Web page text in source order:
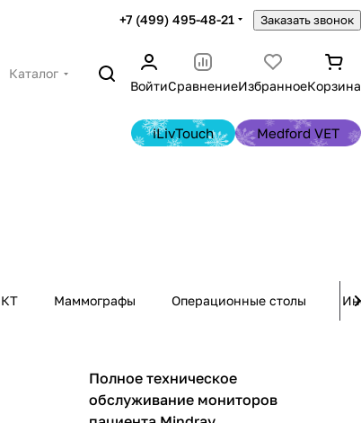
+7 (499) 495-48-21 Заказать звонок
Каталог
ВойтиСравнениеИзбранноеКорзина
iLivTouch Medford VET
КТ Маммографы Операционные столы
Мониторы пациента
Полное техническое
обслуживание мониторов